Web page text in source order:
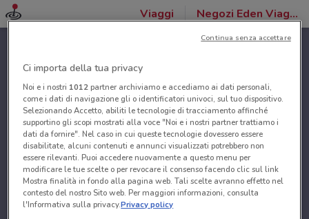
Viaggi Negozi Eden Viaggi
Ci importa della tua privacy
Noi e i nostri 1012partner archiviamo e accediamo ai dati personali,
come i dati di navigazione gli o identificatori univoci, sul tuo dispositivo.
Selezionando Accetto, abiliti le tecnologie di tracciamento affinché
supportino gli scopi mostrati alla voce "Noi e i nostri partner trattiamo i
dati da fornire". Nel caso in cui queste tecnologie dovessero essere
disabilitate, alcuni contenuti e annunci visualizzati potrebbero non
essere rilevanti. Puoi accedere nuovamente a questo menu per
modificare le tue scelte o per revocare il consenso facendo clic sul link
Mostra finalità in fondo alla pagina web. Tali scelte avranno effetto nel
contesto del nostro Sito web. Per maggiori informazioni, consulta
l'Informativa sulla privacy.Privacy policy
Continua senza accettare